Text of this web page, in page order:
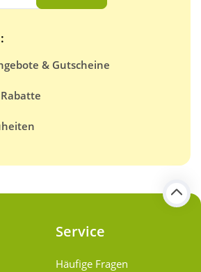
& Gutscheine
Service
Häufige Fragen